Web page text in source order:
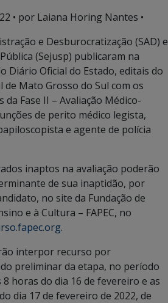
• por Laiana Horing Nantes •
e Desburocratização (SAD) e
(Sejusp) publicaram na
Diário Oficial do Estado, editais do
de Mato Grosso do Sul com os
Fase II – Avaliação Médico-
de perito médico legista,
e agente de polícia
inaptos na avaliação poderão
de sua inaptidão, por
no site da Fundação de
e à Cultura – FAPEC, no
.
interpor recurso por
preliminar da etapa, no período
horas do dia 16 de fevereiro e as
dia 17 de fevereiro de 2022, de